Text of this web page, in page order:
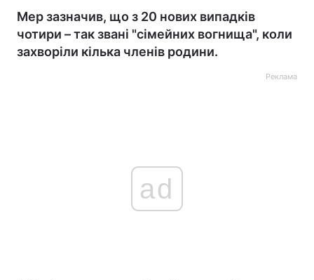
Мер зазначив, що з 20 нових випадків
чотири – так звані "сімейних вогнища", коли
захворіли кілька членів родини.
Реклама
ad